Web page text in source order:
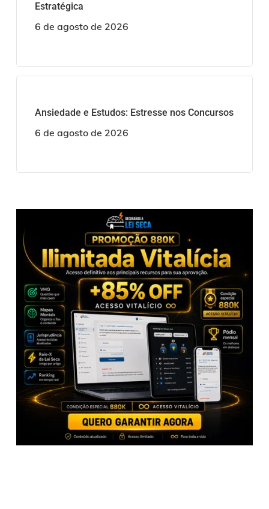
Estratégica
6 de agosto de 2026
Ansiedade e Estudos: Estresse nos Concursos
6 de agosto de 2026